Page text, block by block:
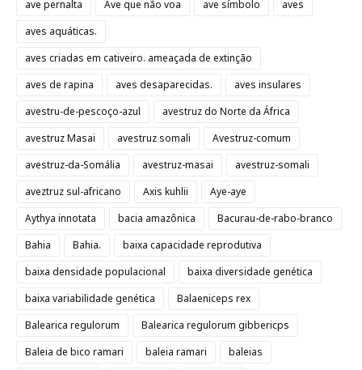
ave pernalta Ave que não voa ave símbolo
aves
aves aquáticas.
aves criadas em cativeiro. ameaçada de extinção
aves de rapina
aves desaparecidas.
aves insulares
avestru-de-pescoço-azul
avestruz do Norte da África
avestruz Masai
avestruz somali
Avestruz-comum
avestruz-da-Somália
avestruz-masai
avestruz-somali
aveztruz sul-africano
Axis kuhlii
Aye-aye
Aythya innotata
bacia amazônica
Bacurau-de-rabo-branco
Bahia
Bahia.
baixa capacidade reprodutiva
baixa densidade populacional
baixa diversidade genética
baixa variabilidade genética
Balaeniceps rex
Balearica regulorum
Balearica regulorum gibbericps
Baleia de bico ramari
baleia ramari
baleias